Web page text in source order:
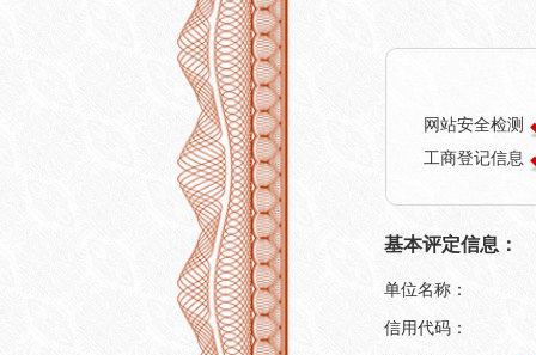
网站安全检测
工商登记信息
基本评定信息：
单位名称：
信用代码：